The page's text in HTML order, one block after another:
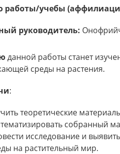
работы/учебы
руководитель:
данной работы станет
среды на растения.
:
теоретические
собранный
исследование и
на растительный мир.